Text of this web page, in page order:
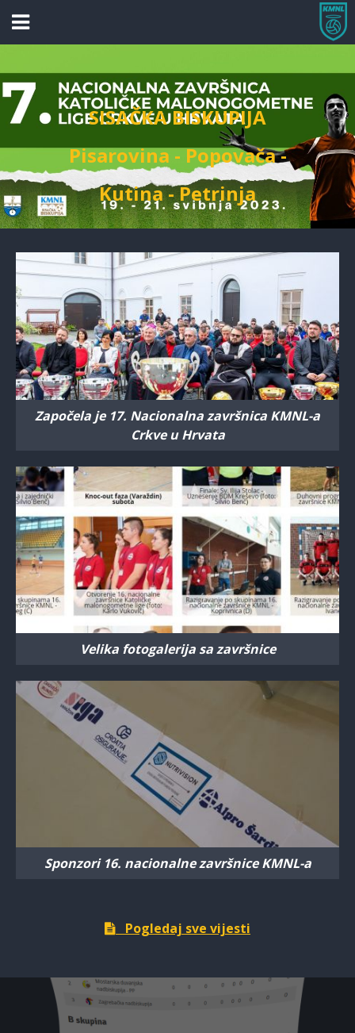
SISAČKA BISKUPIJA
Pisarovina - Popovača -
Kutina - Petrinja
Započela je 17. Nacionalna završnica KMNL-a
Crkve u Hrvata
Velika fotogalerija sa završnice
Sponzori 16. nacionalne završnice KMNL-a
Pogledaj sve vijesti